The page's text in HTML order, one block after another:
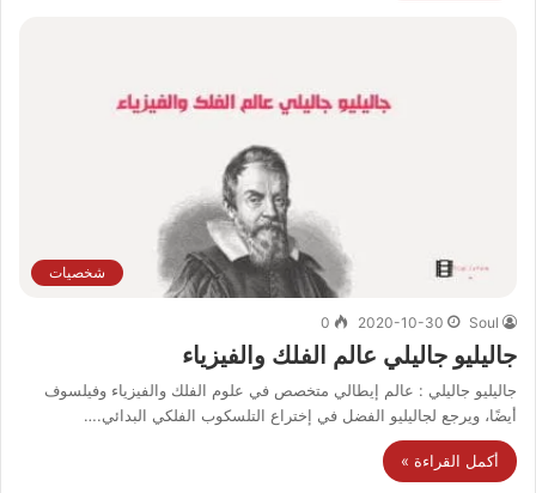
شخصيات
Soul
2020-10-30
0
جاليليو جاليلي عالم الفلك والفيزياء
جاليليو جاليلي : عالم إيطالي متخصص في علوم الفلك والفيزياء وفيلسوف
أيضًا، ويرجع لجاليليو الفضل في إختراع التلسكوب الفلكي البدائي.…
أكمل القراءة »